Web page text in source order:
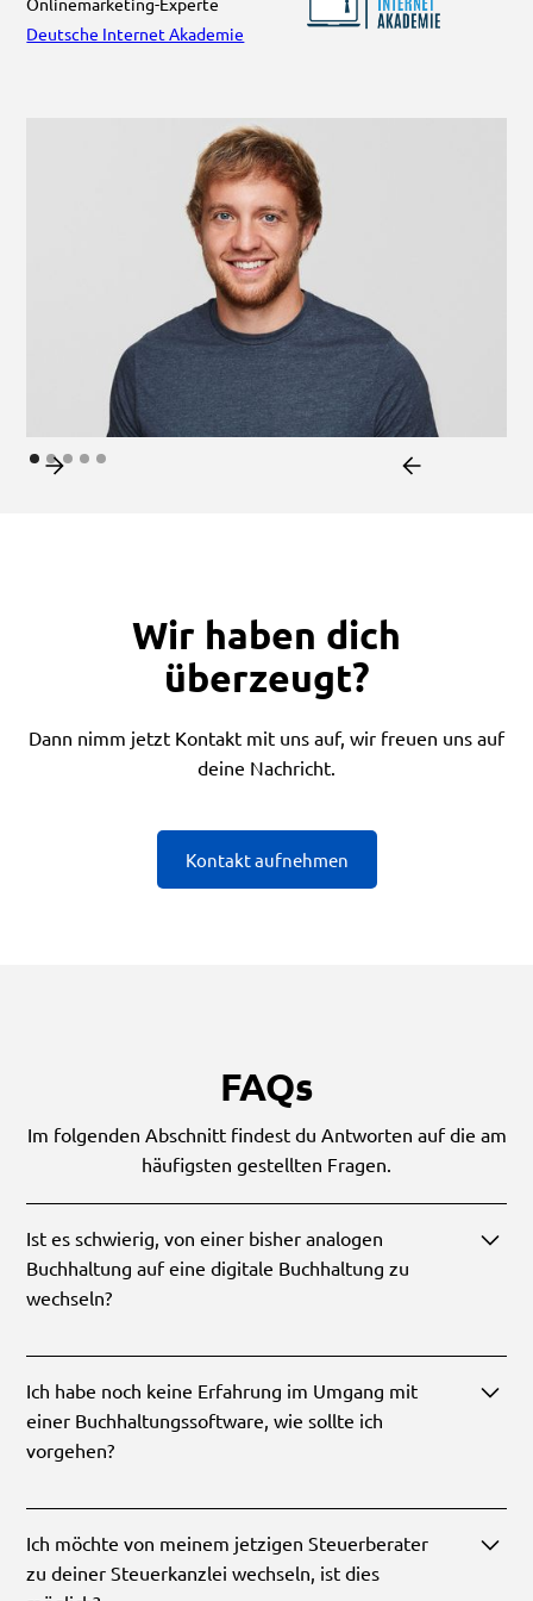
Deutsche Internet Akademie
Wir haben dich
überzeugt?
Dann nimm jetzt Kontakt mit uns auf, wir freuen uns auf
deine Nachricht.
Kontakt aufnehmen
FAQs
Im folgenden Abschnitt findest du Antworten auf die am
häufigsten gestellten Fragen.
Ist es schwierig, von einer bisher analogen
Buchhaltung auf eine digitale Buchhaltung zu
wechseln?
Eine Umstellung von einer analogen zu einer
digitalen Buchhaltung ist jederzeit und problemlos
möglich. Gemeinsam schauen wir uns deine Prozesse an und
Ich habe noch keine Erfahrung im Umgang mit
einer Buchhaltungssoftware, wie sollte ich
vorgehen?
Mandanten, die ohne Erfahrungen mit einer
Buchhaltungssoftware auf uns zugekommen sind.
Ich möchte von meinem jetzigen Steuerberater
zu deiner Steuerkanzlei wechseln, ist dies